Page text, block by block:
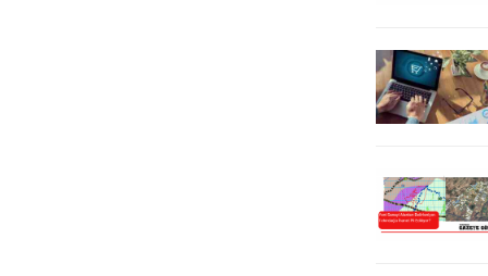
sertifika töreninde ayrıca, Medlog
Gemicilik’in MED Antalya adlı yeni